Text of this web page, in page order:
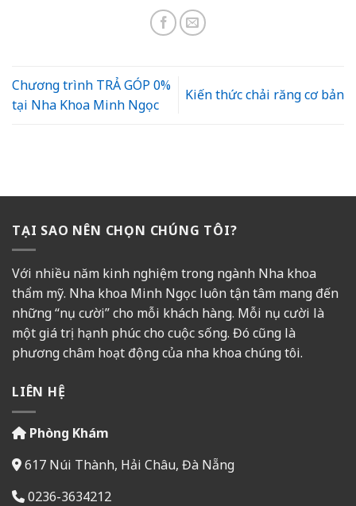
Chương trình TRẢ GÓP 0%
tại Nha Khoa Minh Ngọc
Kiến thức chải răng cơ bản
TẠI SAO NÊN CHỌN CHÚNG TÔI?
Với nhiều năm kinh nghiệm trong ngành Nha khoa
thẩm mỹ. Nha khoa Minh Ngọc luôn tận tâm mang đến
những “nụ cười” cho mỗi khách hàng. Mỗi nụ cười là
một giá trị hạnh phúc cho cuộc sống. Đó cũng là
phương châm hoạt động của nha khoa chúng tôi.
LIÊN HỆ
Phòng Khám
617 Núi Thành, Hải Châu, Đà Nẵng
0236-3634212